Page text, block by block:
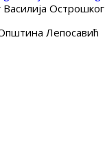
Острошког
Лепосавић